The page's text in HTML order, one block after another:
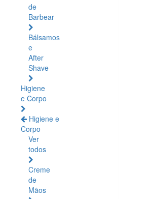
de
Barbear
Bálsamos
e
After
Shave
Higiene
e Corpo
Higiene e
Corpo
Ver
todos
Creme
de
Mãos